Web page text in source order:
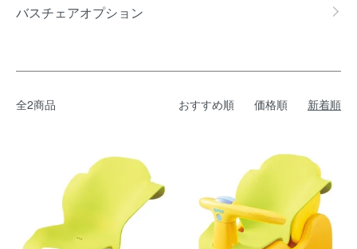
バスチェアオプション
全2商品 おすすめ順 価格順 新着順